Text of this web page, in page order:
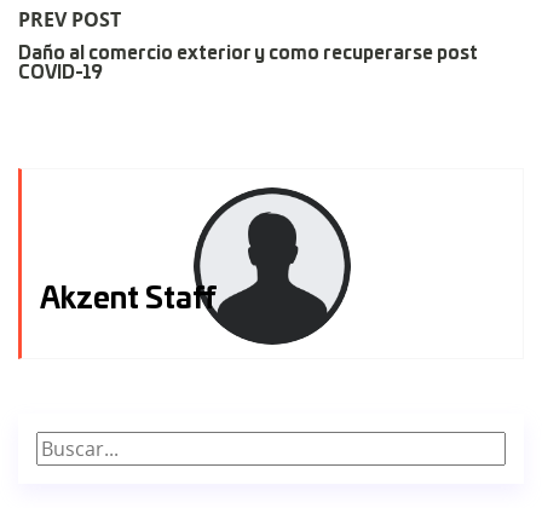
PREV POST
Daño al comercio exterior y como recuperarse post
COVID-19
Akzent Staff